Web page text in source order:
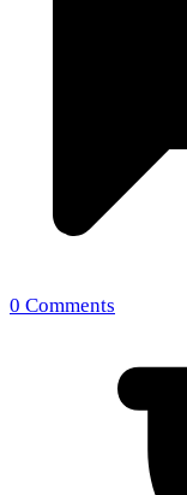
0 Comments